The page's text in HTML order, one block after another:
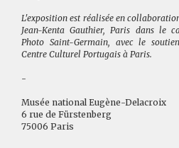
L'exposition est réalisée en
Jean-Kenta Gauthier, Paris dans le
Photo Saint-Germain, avec le
Centre Culturel Portugais à Paris.
-
Musée national Eugène-Delacroix
6 rue de Fürstenberg
75006 Paris